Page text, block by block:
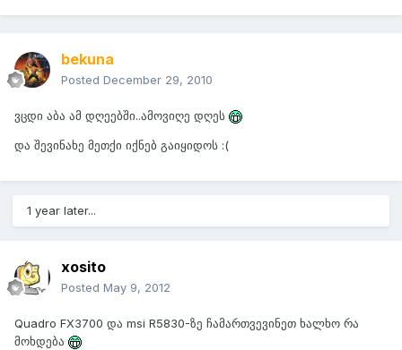
bekuna
Posted December 29, 2010
ვცდი აბა ამ დღეებში..ამოვიღე დღეს
და შევინახე მეთქი იქნებ გაიყიდოს :(
1 year later...
xosito
Posted May 9, 2012
Quadro FX3700 და msi R5830-ზე ჩამართვევინეთ ხალხო რა
მოხდება